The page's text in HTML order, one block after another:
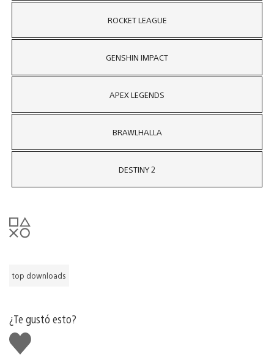
ROCKET LEAGUE
GENSHIN IMPACT
APEX LEGENDS
BRAWLHALLA
DESTINY 2
top downloads
¿Te gustó esto?
Me
gusta